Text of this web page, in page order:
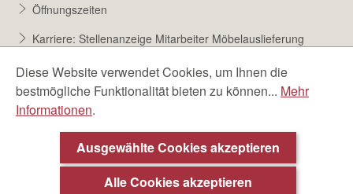
Öffnungszeiten
Karriere: Stellenanzeige Mitarbeiter Möbelauslieferung
Karriere bei Möbel Berta
Bewerbungsformular
Diese Website verwendet Cookies, um Ihnen die
bestmögliche Funktionalität bieten zu können... Mehr
Informationen.
Ausgewählte Cookies akzeptieren
Alle Cookies akzeptieren